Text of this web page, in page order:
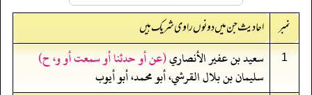
نمبر احادیث جن میں دونوں راوی شریک ہیں
1 سعيد بن عفير الأنصاري(عن أو حدثنا أو سمعت أو و، ح)
سليمان بن بلال القرشي، أبو محمد، أبو أيوب